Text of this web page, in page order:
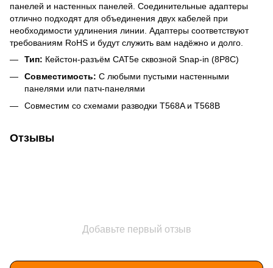
панелей и настенных панелей. Соединительные адаптеры
отлично подходят для объединения двух кабелей при
необходимости удлинения линии. Адаптеры соответствуют
требованиям RoHS и будут служить вам надёжно и долго.
Тип: Кейстон-разъём CAT5e сквозной Snap-in (8P8C)
Совместимость: С любыми пустыми настенными
панелями или патч-панелями
Совместим со схемами разводки T568A и T568B
Отзывы
Добавьте первый отзыв